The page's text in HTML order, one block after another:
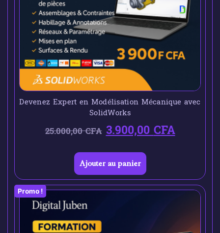
Devenez Expert en Modélisation Mécanique avec
SolidWorks
25.000,00CFA 3.900,00CFA
Ajouter au panier
Promo !